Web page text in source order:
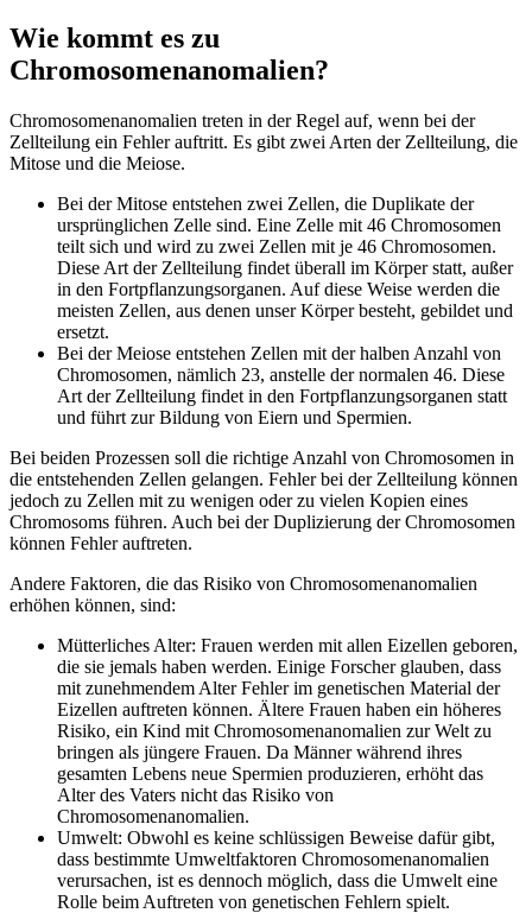
Wie kommt es zu
Chromosomenanomalien?
Chromosomenanomalien treten in der Regel auf, wenn bei der
Zellteilung ein Fehler auftritt. Es gibt zwei Arten der Zellteilung, die
Mitose und die Meiose.
Bei der Mitose entstehen zwei Zellen, die Duplikate der
ursprünglichen Zelle sind. Eine Zelle mit 46 Chromosomen
teilt sich und wird zu zwei Zellen mit je 46 Chromosomen.
Diese Art der Zellteilung findet überall im Körper statt, außer
in den Fortpflanzungsorganen. Auf diese Weise werden die
meisten Zellen, aus denen unser Körper besteht, gebildet und
ersetzt.
Bei der Meiose entstehen Zellen mit der halben Anzahl von
Chromosomen, nämlich 23, anstelle der normalen 46. Diese
Art der Zellteilung findet in den Fortpflanzungsorganen statt
und führt zur Bildung von Eiern und Spermien.
Bei beiden Prozessen soll die richtige Anzahl von Chromosomen in
die entstehenden Zellen gelangen. Fehler bei der Zellteilung können
jedoch zu Zellen mit zu wenigen oder zu vielen Kopien eines
Chromosoms führen. Auch bei der Duplizierung der Chromosomen
können Fehler auftreten.
Andere Faktoren, die das Risiko von Chromosomenanomalien
erhöhen können, sind:
Mütterliches Alter: Frauen werden mit allen Eizellen geboren,
die sie jemals haben werden. Einige Forscher glauben, dass
mit zunehmendem Alter Fehler im genetischen Material der
Eizellen auftreten können. Ältere Frauen haben ein höheres
Risiko, ein Kind mit Chromosomenanomalien zur Welt zu
bringen als jüngere Frauen. Da Männer während ihres
gesamten Lebens neue Spermien produzieren, erhöht das
Alter des Vaters nicht das Risiko von
Chromosomenanomalien.
Umwelt: Obwohl es keine schlüssigen Beweise dafür gibt,
dass bestimmte Umweltfaktoren Chromosomenanomalien
verursachen, ist es dennoch möglich, dass die Umwelt eine
Rolle beim Auftreten von genetischen Fehlern spielt.